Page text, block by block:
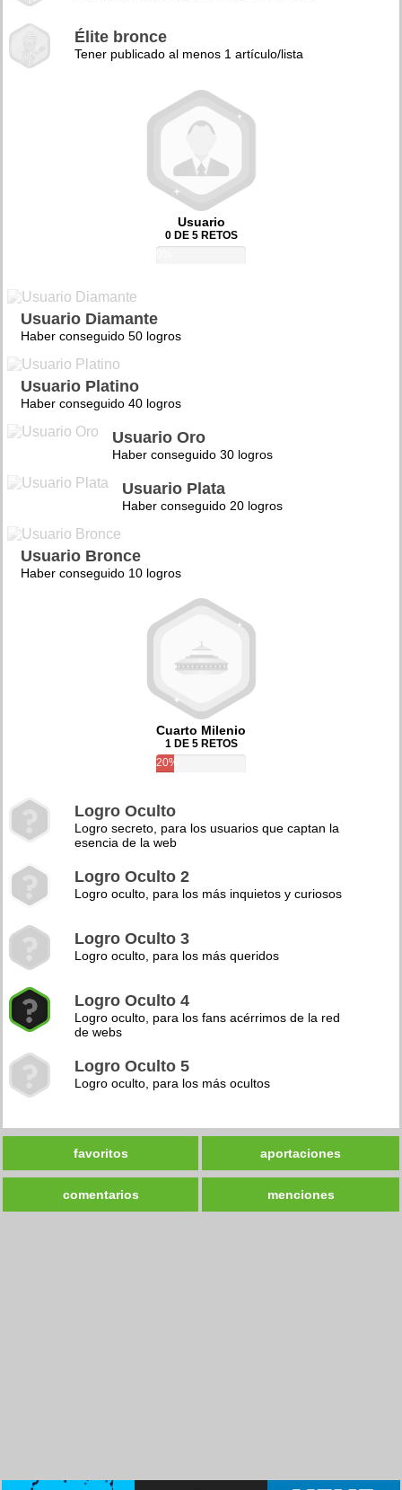
Élite bronce
Tener publicado al menos 1 artículo/lista
Usuario
0 DE 5 RETOS
Usuario Diamante
Haber conseguido 50 logros
Usuario Platino
Haber conseguido 40 logros
Usuario Oro
Haber conseguido 30 logros
Usuario Plata
Haber conseguido 20 logros
Usuario Bronce
Haber conseguido 10 logros
Cuarto Milenio
1 DE 5 RETOS
20%
Logro Oculto
Logro secreto, para los usuarios que captan la
esencia de la web
Logro Oculto 2
Logro oculto, para los más inquietos y curiosos
Logro Oculto 3
Logro oculto, para los más queridos
Logro Oculto 4
Logro oculto, para los fans acérrimos de la red
de webs
Logro Oculto 5
Logro oculto, para los más ocultos
favoritos aportaciones
comentarios menciones